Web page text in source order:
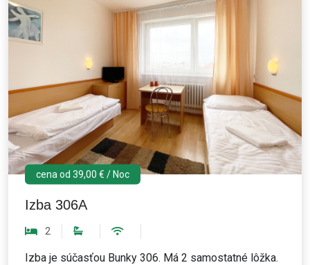
cena od 39,00 € / Noc
Izba 306A
2
Izba je súčasťou Bunky 306. Má 2 samostatné lôžka.